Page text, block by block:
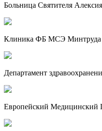
Больница Святителя
Клиника ФБ МСЭ Минтруда
Департамент
Европейский Медицинский